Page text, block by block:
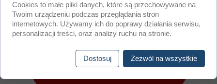
Dla głodnych wiedzy oferujemy usługi
selekcji pracowników na rynki
zagraniczne.
rekrutacji
Cookies to małe pliki danych, które są przechowywane na
Twoim urządzeniu podczas przeglądania stron
internetowych. Używamy ich do poprawy działania serwisu,
personalizacji treści, oraz analizy ruchu na stronie.
Dostosuj Zezwól na wszystkie